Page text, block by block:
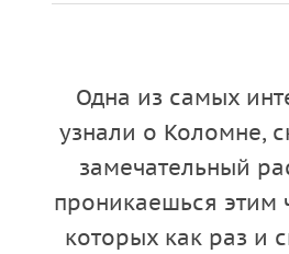
Одна из самых
узнали о Коломне,
замечательный
проникаешься этим
которых как раз и